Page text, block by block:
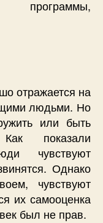
программы,
отражается на
людьми. Но
или быть
показали
чувствуют
Однако
чувствуют
их самооценка
был не прав.